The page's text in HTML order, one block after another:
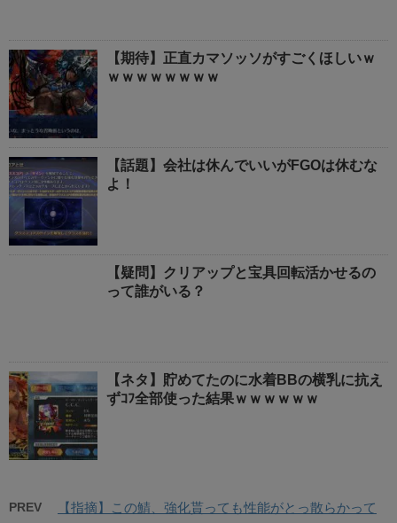
【期待】正直カマソッソがすごくほしいｗ
ｗｗｗｗｗｗｗｗ
【話題】会社は休んでいいがFGOは休むな
よ！
【疑問】クリアップと宝具回転活かせるの
って誰がいる？
【ネタ】貯めてたのに水着BBの横乳に抗え
ずｺﾌ全部使った結果ｗｗｗｗｗｗ
PREV
【指摘】この鯖、強化貰っても性能がとっ散らかって